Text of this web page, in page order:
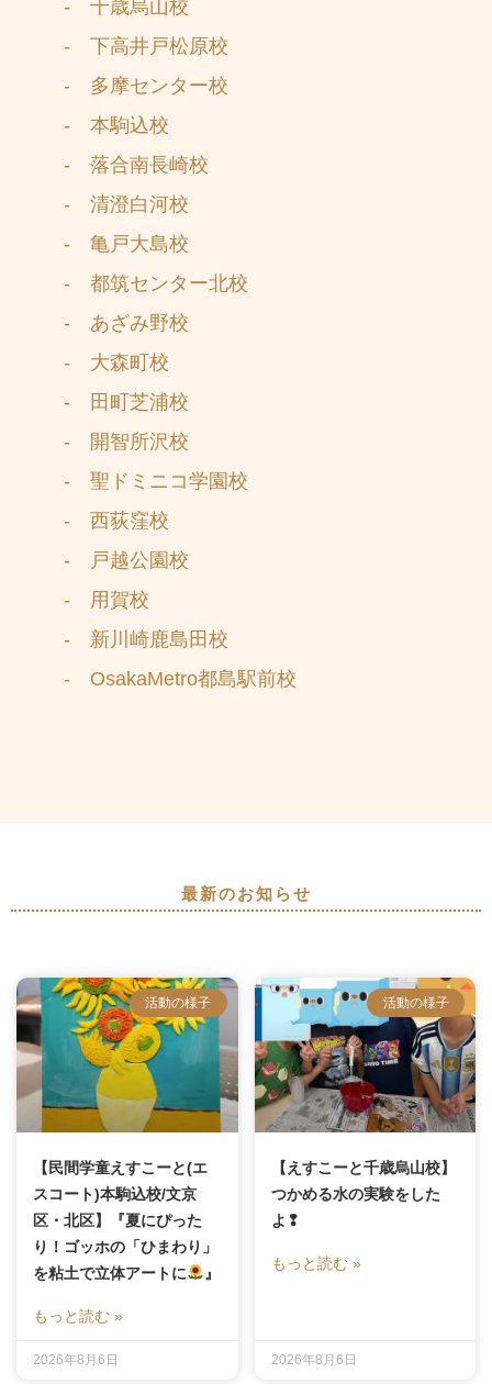
- 千歳烏山校
- 下高井戸松原校
- 多摩センター校
- 本駒込校
- 落合南長崎校
- 清澄白河校
- 亀戸大島校
- 都筑センター北校
- あざみ野校
- 大森町校
- 田町芝浦校
- 開智所沢校
- 聖ドミニコ学園校
- 西荻窪校
- 戸越公園校
- 用賀校
- 新川崎鹿島田校
- OsakaMetro都島駅前校
最新のお知らせ
活動の様子
【民間学童えすこーと(エ
スコート)本駒込校/文京
区・北区】『夏にぴった
り！ゴッホの「ひまわり」
を粘土で立体アートに
』
もっと読む »
2026年8月6日
活動の様子
【えすこーと千歳烏山校】
つかめる水の実験をした
よ❢
もっと読む »
2026年8月6日